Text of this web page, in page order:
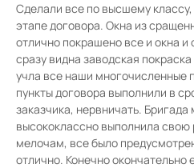
Сделали все по высшему
этапе договора. Окна из
отлично покрашено все и окна и
сразу видна заводская
учла все наши многочисленные
пункты договора выполнили в
заказчика, нервничать.
высококлассно выполнила свою
мелочам, все было
отлично. Конечно